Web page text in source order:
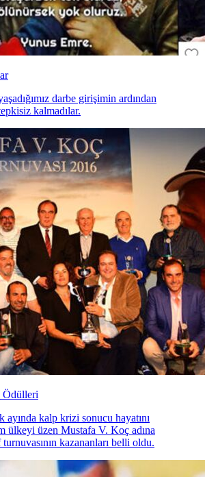
darbe girişimin ardından
kalmadılar.
Ödülleri
kalp krizi sonucu hayatını
ülkeyi üzen Mustafa V. Koç adına
kazananları belli oldu.